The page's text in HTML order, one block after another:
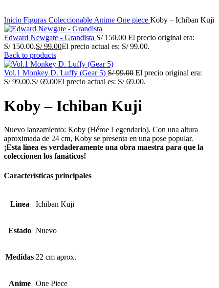
Inicio Figuras Coleccionable Anime One piece Koby – Ichiban Kuji
Edward Newgate - Grandista S/150.00 El precio original era:
S/ 150.00.S/99.00El precio actual es: S/ 99.00.
Back to products
Vol.1 Monkey D. Luffy (Gear 5) S/99.00 El precio original era:
S/ 99.00.S/69.00El precio actual es: S/ 69.00.
Koby – Ichiban Kuji
Nuevo lanzamiento: Koby (Héroe Legendario). Con una altura
aproximada de 24 cm, Koby se presenta en una pose popular.
¡Esta línea es verdaderamente una obra maestra para que la
coleccionen los fanáticos!
Características principales
Linea Ichiban Kuji
Estado Nuevo
Medidas 22 cm aprox.
Anime One Piece